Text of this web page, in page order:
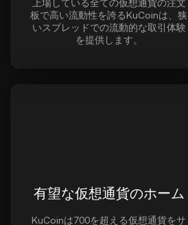
上場している全ての仮想通貨の注文
板で高い流動性を誇るKuCoinは、狭
いスプレッドでの流動的な取引体験
を提供します。
有望な仮想通貨のホーム
KuCoinは700を超える仮想通貨をサ